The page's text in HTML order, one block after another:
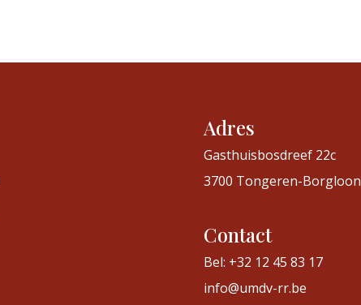
Adres
Gasthuisbosdreef 22c
3700 Tongeren-Borgloon
Contact
Bel: +32 12 45 83 17
info@umdv-rr.be